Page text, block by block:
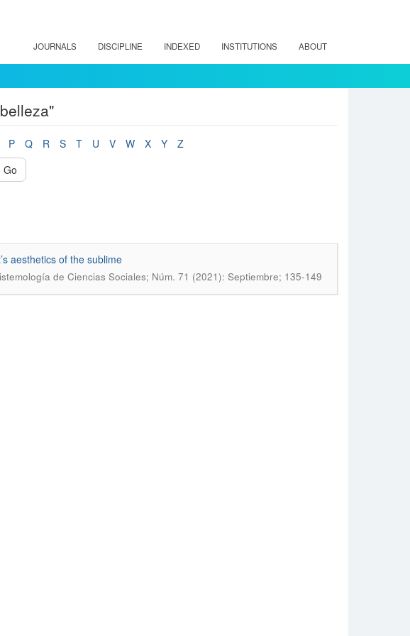
JOURNALS DISCIPLINE INDEXED INSTITUTIONS ABOUT
P Q R S T U V W X Y
Z
Go
aesthetics of the sublime
de Ciencias Sociales; Núm. 71 (2021): Septiembre; 135-149